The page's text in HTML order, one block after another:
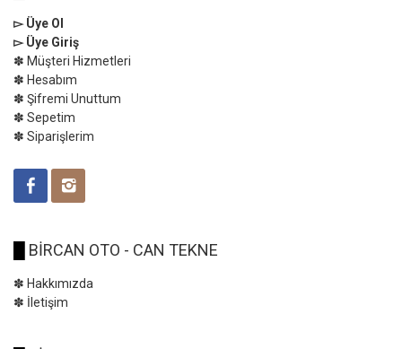
▻ Üye Ol
▻ Üye Giriş
✽ Müşteri Hizmetleri
✽ Hesabım
✽ Şifremi Unuttum
✽ Sepetim
✽ Siparişlerim
BİRCAN OTO - CAN TEKNE
✽ Hakkımızda
✽ İletişim